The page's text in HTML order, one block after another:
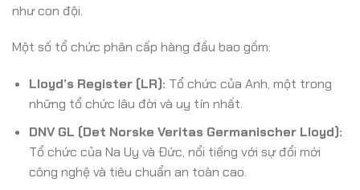
như con đội.
Một số tổ chức phân cấp hàng đầu bao gồm:
Lloyd’s Register (LR): Tổ chức của Anh, một trong
những tổ chức lâu đời và uy tín nhất.
DNV GL (Det Norske Veritas Germanischer Lloyd):
Tổ chức của Na Uy và Đức, nổi tiếng với sự đổi mới
công nghệ và tiêu chuẩn an toàn cao.